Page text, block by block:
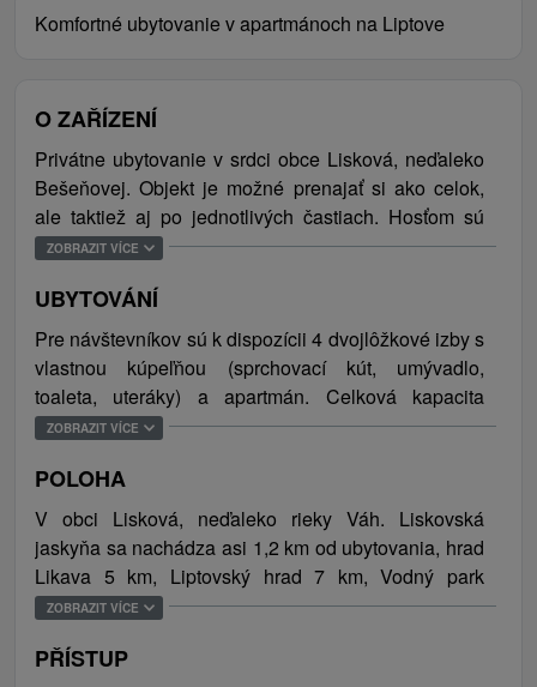
Komfortné ubytovanie v apartmánoch na Liptove
O ZAŘÍZENÍ
Privátne ubytovanie v srdci obce Lisková, neďaleko
Bešeňovej. Objekt je možné prenajať si ako celok,
ale taktiež aj po jednotlivých častiach. Hosťom sú
celoročne k dispozícii 4 jednoducho, no príjemne
obývacou miestnosťou a kuchynským kútom a 1
apartmán so samostatnou kuchyňou aj sociálnym
zariadením. Všetky ubytovacie jednotky disponujú
vlastným sociálnym zariadením a WiFi prístupom na
internet. Exteriér ponúka priestrannú záhradu s
úschovňou na bicykle a iné športové vybavenie a
veľký priestor s dreveným altánkom s posedením,
pre hranie hier a zriadeným parkovaním pre 12
vozidiel. Ubytovanie je vhodné pre rodiny s deťmi a
stredne veľké skupiny. Fajčenie ani domáce zvieratá
nie sú v areáli povolené.
Obec Lisková je vhodným turistickým cieľom pre
ZOBRAZIT VÍCE
UBYTOVÁNÍ
Pre návštevníkov sú k dispozícii 4 dvojlôžkové izby s
vlastnou kúpeľňou (sprchovací kút, umývadlo,
toaleta, uteráky) a apartmán. Celková kapacita
ubytovania je 14 osôb.
ZOBRAZIT VÍCE
POLOHA
V obci Lisková, neďaleko rieky Váh. Liskovská
jaskyňa sa nachádza asi 1,2 km od ubytovania, hrad
Likava 5 km, Liptovský hrad 7 km, Vodný park
Bešeňová a Archeoskanzen Havránok asi 8 km.
ZOBRAZIT VÍCE
PŘÍSTUP